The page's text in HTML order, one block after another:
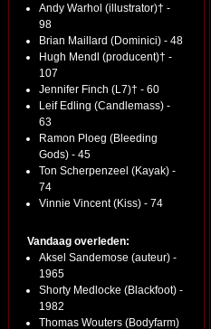
Andy Warhol (illustrator)† -
98
Brian Maillard (Dominici) - 48
Hugh Mendl (producent)† -
107
Jennifer Finch (L7)† - 60
Leif Edling (Candlemass) -
63
Ramon Ploeg (Bleeding
Gods) - 45
Ton Scherpenzeel (Kayak) -
74
Vinnie Vincent (Kiss) - 74
Vandaag overleden:
Aksel Sandemose (auteur) -
1965
Shorty Medlocke (Blackfoot) -
1982
Thomas Wouters (Bodyfarm)